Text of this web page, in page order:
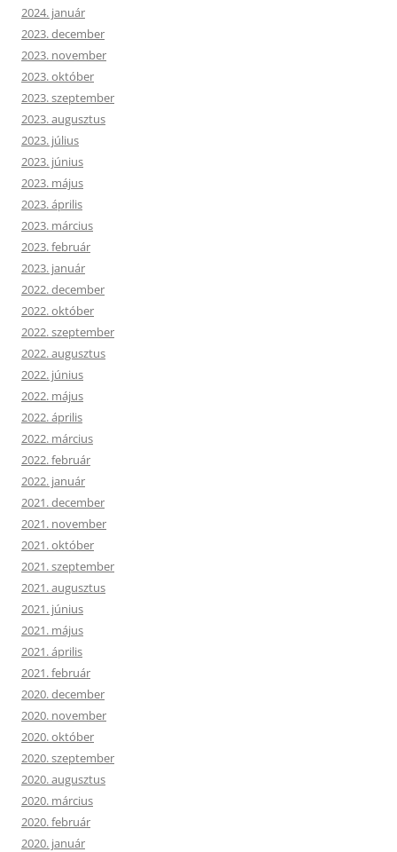
2024. január
2023. december
2023. november
2023. október
2023. szeptember
2023. augusztus
2023. július
2023. június
2023. május
2023. április
2023. március
2023. február
2023. január
2022. december
2022. október
2022. szeptember
2022. augusztus
2022. június
2022. május
2022. április
2022. március
2022. február
2022. január
2021. december
2021. november
2021. október
2021. szeptember
2021. augusztus
2021. június
2021. május
2021. április
2021. február
2020. december
2020. november
2020. október
2020. szeptember
2020. augusztus
2020. március
2020. február
2020. január